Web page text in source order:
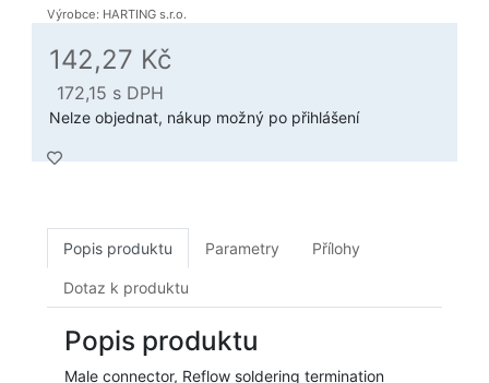
Výrobce: HARTING s.r.o.
142,27 Kč
172,15 s DPH
Nelze objednat, nákup možný po přihlášení
Popis produktu Parametry Přílohy
Dotaz k produktu
Popis produktu
Male connector, Reflow soldering termination